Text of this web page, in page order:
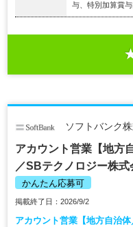
与、特別加算賞与
ソフトバンク
アカウント営業【地方
／SBテクノロジー株式
かんたん応募可
掲載終了日：2026/9/2
アカウント営業【地方自治